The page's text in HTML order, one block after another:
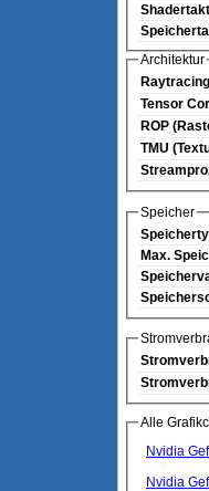
Shadertakt
Architektur
Tensor
ROP
TMU
Speicher
Max.
Alle
Nvidia
Nvidia